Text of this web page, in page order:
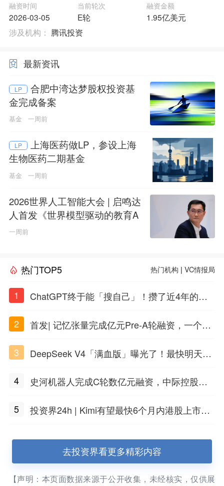
融资时间
2026-03-05
当前轮次
E轮
融资金额
1.95亿美元
涉及机构： 腾讯投资
最新资讯
LP
合肥中湾达梦股权投资基
金完成备案
基金 一周前
LP
上海医药做LP，参设上海
生物医药二期基金
基金 一周前
2026世界人工智能大会 | 启鸣达
人首发《世界模型驱动的教育A
GI白皮书》
一周前
热门TOP5 热门机构 |VC情报局
1
ChatGPT终于能「搜自己」！攒了近4年的对
2
首发| 记忆张量完成亿元Pre-A轮融资，一个上
3
DeepSeek V4「满血版」曝光了！最快明天发
4
史河机器人完成C轮数亿元融资，中际控股领
5
投资界24h | Kimi有望最快6个月内港股上市；
去投资界看更多精彩内容
【声明：本页面数据来源于公开收集，未经核实，仅供展